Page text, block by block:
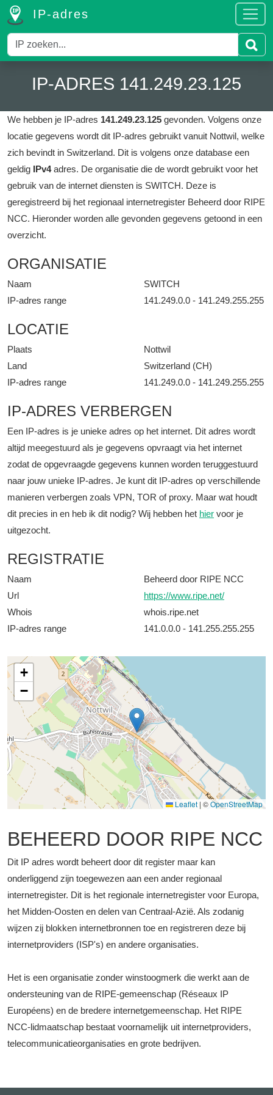
IP-adres
IP-ADRES 141.249.23.125
We hebben je IP-adres 141.249.23.125 gevonden. Volgens onze
locatie gegevens wordt dit IP-adres gebruikt vanuit Nottwil, welke
zich bevindt in Switzerland. Dit is volgens onze database een
geldig IPv4adres. De organisatie die de wordt gebruikt voor het
gebruik van de internet diensten is SWITCH. Deze is
geregistreerd bij het regionaal internetregister Beheerd door RIPE
NCC. Hieronder worden alle gevonden gegevens getoond in een
overzicht.
ORGANISATIE
Naam
SWITCH
IP-adres range
141.249.0.0 - 141.249.255.255
LOCATIE
Plaats
Nottwil
Land
Switzerland (CH)
IP-adres range
141.249.0.0 - 141.249.255.255
IP-ADRES VERBERGEN
Een IP-adres is je unieke adres op het internet. Dit adres wordt
altijd meegestuurd als je gegevens opvraagt via het internet
zodat de opgevraagde gegevens kunnen worden teruggestuurd
naar jouw unieke IP-adres. Je kunt dit IP-adres op verschillende
manieren verbergen zoals VPN, TOR of proxy. Maar wat houdt
dit precies in en heb ik dit nodig? Wij hebben het hier voor je
uitgezocht.
REGISTRATIE
Naam
Beheerd door RIPE NCC
Url
https://www.ripe.net/
Whois
whois.ripe.net
IP-adres range
141.0.0.0 - 141.255.255.255
+
−
Leaflet | ©OpenStreetMap
BEHEERD DOOR RIPE NCC
Dit IP adres wordt beheert door dit register maar kan
onderliggend zijn toegewezen aan een ander regionaal
internetregister. Dit is het regionale internetregister voor Europa,
het Midden-Oosten en delen van Centraal-Azië. Als zodanig
wijzen zij blokken internetbronnen toe en registreren deze bij
internetproviders (ISP's) en andere organisaties.
Het is een organisatie zonder winstoogmerk die werkt aan de
ondersteuning van de RIPE-gemeenschap (Réseaux IP
Européens) en de bredere internetgemeenschap. Het RIPE
NCC-lidmaatschap bestaat voornamelijk uit internetproviders,
telecommunicatieorganisaties en grote bedrijven.